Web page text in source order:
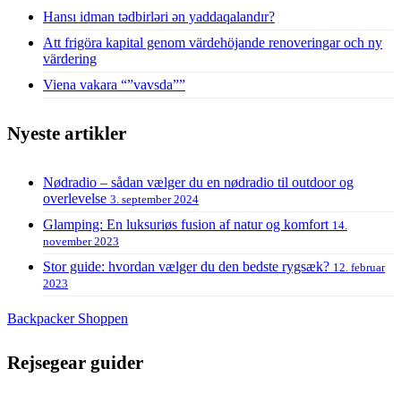
Hansı idman tədbirləri ən yaddaqalandır?
Att frigöra kapital genom värdehöjande renoveringar och ny
värdering
Viena vakara “”vavsda””
Nyeste artikler
Nødradio – sådan vælger du en nødradio til outdoor og
overlevelse 3. september 2024
Glamping: En luksuriøs fusion af natur og komfort 14.
november 2023
Stor guide: hvordan vælger du den bedste rygsæk? 12. februar
2023
Backpacker Shoppen
Rejsegear guider